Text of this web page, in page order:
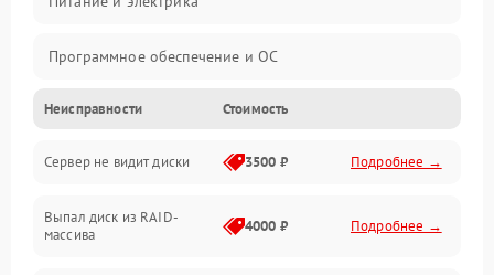
Программное обеспечение и ОС
Охлаждение и температура
Материнская плата и процессор
Сеть и коммуникации
Неисправности Стоимость
Сервер не видит диски 3500 ₽ Подробнее →
Выпал диск из RAID-
массива
4000 ₽ Подробнее →